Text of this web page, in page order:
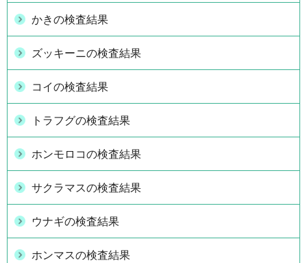
かきの検査結果
ズッキーニの検査結果
コイの検査結果
トラフグの検査結果
ホンモロコの検査結果
サクラマスの検査結果
ウナギの検査結果
ホンマスの検査結果